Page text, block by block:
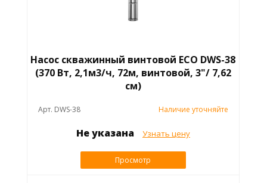
Насос скважинный винтовой ECO DWS-38
(370 Вт, 2,1м3/ч, 72м, винтовой, 3"/ 7,62
см)
Арт. DWS-38 Наличие уточняйте
Не указана Узнать цену
Просмотр